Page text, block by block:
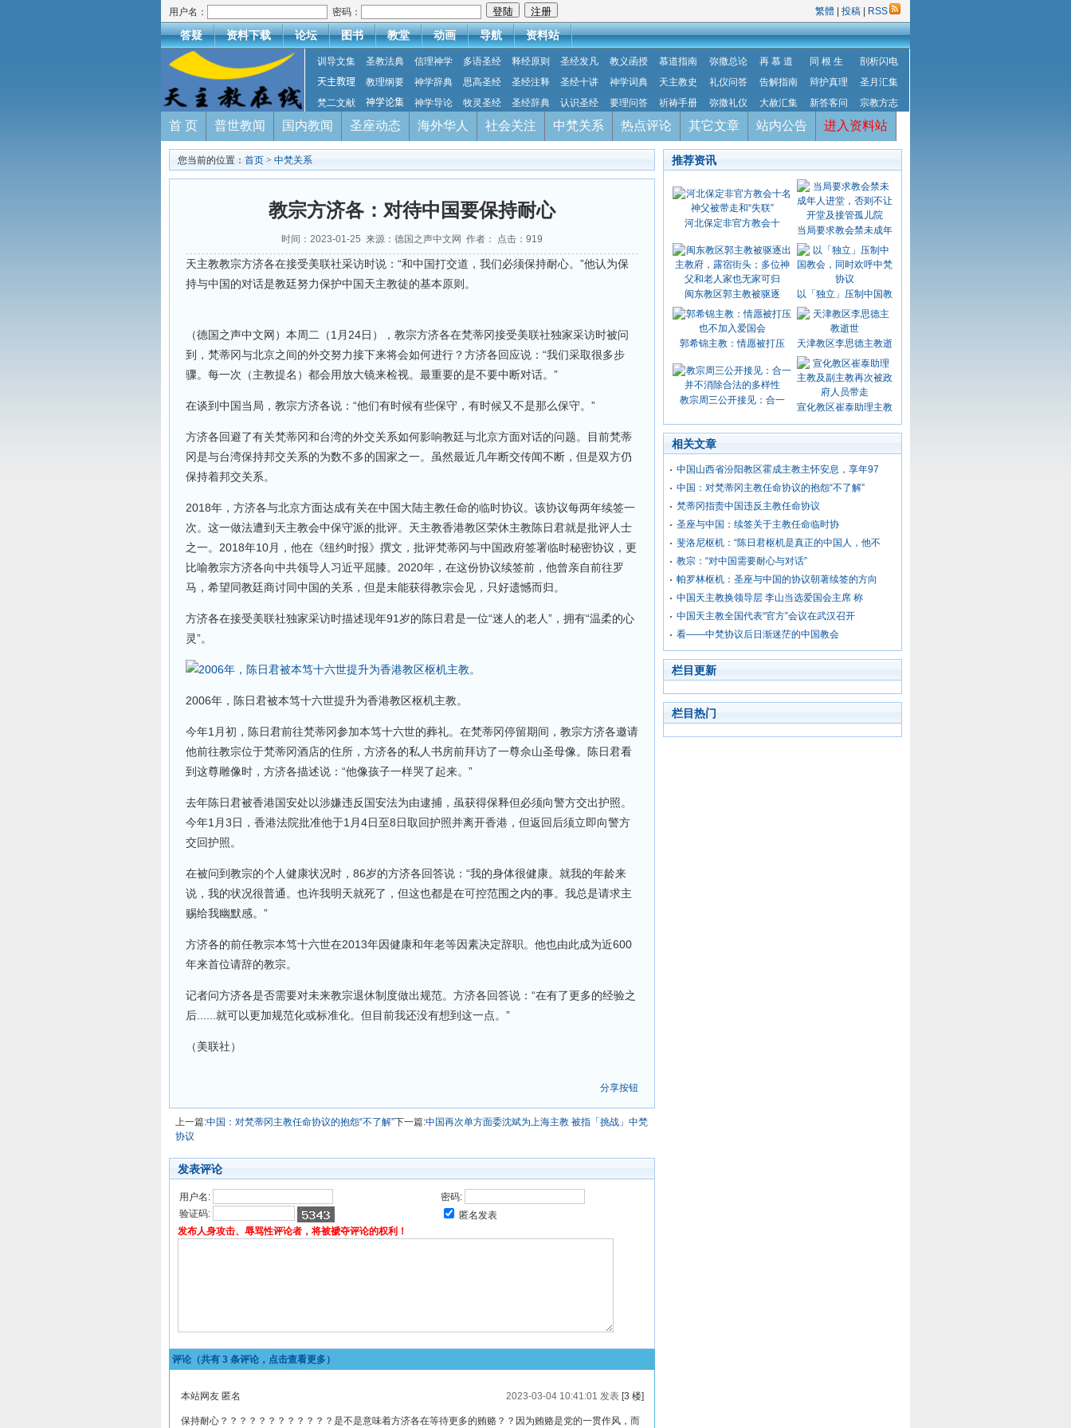
用户名： 密码： 繁體 投稿 RSS
答疑 资料下载 论坛 图书 教堂 动画 导航 资料站
训导文集 圣教法典 信理神学 多语圣经 释经原则 圣经发凡 教义函授 慕道指南 弥撒总论 再 慕 道 同 根 生
剖析闪电
天主教理
教理纲要 神学辞典 思高圣经 圣经注释 圣经十讲 神学词典 天主教史 礼仪问答 告解指南 辩护真理
圣月汇集
梵二文献
神学论集 神学导论 牧灵圣经 圣经辞典 认识圣经 要理问答 祈祷手册 弥撒礼仪 大赦汇集 新答客问 宗教方志
首 页 普世教闻 国内教闻 圣座动态 海外华人 社会关注 中梵关系 热点评论 其它文章 站内公告 进入资料站
您当前的位置： 首页 > 中梵关系
教宗方济各：对待中国要保持耐心
时间：2023-01-25 来源：德国之声中文网 作者： 点击： 919
天主教教宗方济各在接受美联社采访时说：“和中国打交道，我们必须保持耐心。”他认为保
持与中国的对话是教廷努力保护中国天主教徒的基本原则。
（德国之声中文网）本周二（1月24日），教宗方济各在梵蒂冈接受美联社独家采访时被问
到，梵蒂冈与北京之间的外交努力接下来将会如何进行？方济各回应说：“我们采取很多步
骤。每一次（主教提名）都会用放大镜来检视。最重要的是不要中断对话。”
在谈到中国当局，教宗方济各说：“他们有时候有些保守，有时候又不是那么保守。”
方济各回避了有关梵蒂冈和台湾的外交关系如何影响教廷与北京方面对话的问题。目前梵蒂
冈是与台湾保持邦交关系的为数不多的国家之一。虽然最近几年断交传闻不断，但是双方仍
保持着邦交关系。
2018年，方济各与北京方面达成有关在中国大陆主教任命的临时协议。该协议每两年续签一
次。这一做法遭到天主教会中保守派的批评。天主教香港教区荣休主教陈日君就是批评人士
之一。2018年10月，他在《纽约时报》撰文，批评梵蒂冈与中国政府签署临时秘密协议，更
比喻教宗方济各向中共领导人习近平屈膝。2020年，在这份协议续签前，他曾亲自前往罗
马，希望同教廷商讨同中国的关系，但是未能获得教宗会见，只好遗憾而归。
方济各在接受美联社独家采访时描述现年91岁的陈日君是一位“迷人的老人”，拥有“温柔的心
灵”。
2006年，陈日君被本笃十六世提升为香港教区枢机主教。
今年1月初，陈日君前往梵蒂冈参加本笃十六世的葬礼。在梵蒂冈停留期间，教宗方济各邀请
他前往教宗位于梵蒂冈酒店的住所，方济各的私人书房前拜访了一尊佘山圣母像。陈日君看
到这尊雕像时，方济各描述说：“他像孩子一样哭了起来。”
去年陈日君被香港国安处以涉嫌违反国安法为由逮捕，虽获得保释但必须向警方交出护照。
今年1月3日，香港法院批准他于1月4日至8日取回护照并离开香港，但返回后须立即向警方
交回护照。
在被问到教宗的个人健康状况时，86岁的方济各回答说：“我的身体很健康。就我的年龄来
说，我的状况很普通。也许我明天就死了，但这也都是在可控范围之内的事。我总是请求主
赐给我幽默感。”
方济各的前任教宗本笃十六世在2013年因健康和年老等因素决定辞职。他也由此成为近600
年来首位请辞的教宗。
记者问方济各是否需要对未来教宗退休制度做出规范。方济各回答说：“在有了更多的经验之
后......就可以更加规范化或标准化。但目前我还没有想到这一点。”
（美联社）
分享按钮
上一篇:中国：对梵蒂冈主教任命协议的抱怨“不了解”下一篇:中国再次单方面委沈斌为上海主教 被指「挑战」中梵
协议
发表评论
用户名:
密码:
验证码:
匿名发表
发布人身攻击、辱骂性评论者，将被褫夺评论的权利！
评论（共有 3 条评论，点击查看更多）
本站网友 匿名 2023-03-04 10:41:01 发表[3 楼]
保持耐心？？？？？？？？？？？？是不是意味着方济各在等待更多的贿赂？？因为贿赂是党的一贯作风，而
推荐资讯
河北保定非官方教会十
当局要求教会禁未成年
闽东教区郭主教被驱逐 以「独立」压制中国教
郭希锦主教：情愿被打压 天津教区李思德主教逝
教宗周三公开接见：合一
宣化教区崔泰助理主教
相关文章
中国山西省汾阳教区霍成主教主怀安息，享年97
中国：对梵蒂冈主教任命协议的抱怨“不了解”
梵蒂冈指责中国违反主教任命协议
圣座与中国：续签关于主教任命临时协
斐洛尼枢机：“陈日君枢机是真正的中国人，他不
教宗：“对中国需要耐心与对话”
帕罗林枢机：圣座与中国的协议朝著续签的方向
中国天主教换领导层 李山当选爱国会主席 称
中国天主教全国代表“官方”会议在武汉召开
看——中梵协议后日渐迷茫的中国教会
栏目更新
栏目热门